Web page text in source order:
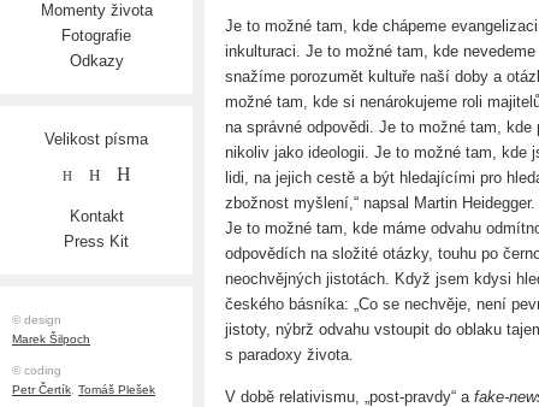
Momenty života
Fotografie
Odkazy
Velikost písma
H H H
Kontakt
Press Kit
© design
Marek Šilpoch
© coding
Petr Čertík, Tomáš Plešek
Je to možné tam, kde chápeme
inkulturaci. Je to možné tam, kde
snažíme porozumět kultuře naší doby a
možné tam, kde si nenárokujeme roli
na správné odpovědi. Je to možné tam,
nikoliv jako ideologii. Je to možné tam, kde
lidi, na jejich cestě a být hledajícími pro
zbožnost myšlení,“ napsal Martin Heidegger.
Je to možné tam, kde máme odvahu
odpovědích na složité otázky, touhu po
neochvějných jistotách. Když jsem kdysi
českého básníka: „Co se nechvěje, není
jistoty, nýbrž odvahu vstoupit do oblaku
s paradoxy života.
V době relativismu, „post-pravdy“ a fake-